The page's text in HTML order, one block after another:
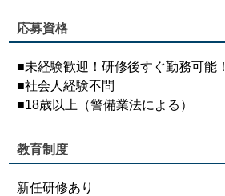
応募資格
■未経験歓迎！研修後すぐ勤務可能！
■社会人経験不問
■18歳以上（警備業法による）
教育制度
新任研修あり